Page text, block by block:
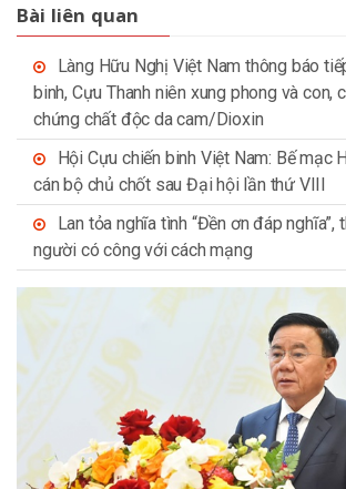
Bài liên quan
Làng Hữu Nghị Việt Nam thông báo
binh, Cựu Thanh niên xung phong và con,
chứng chất độc da cam/Dioxin
Hội Cựu chiến binh Việt Nam: Bế mạc
cán bộ chủ chốt sau Đại hội lần thứ VIII
Lan tỏa nghĩa tình “Đền ơn đáp nghĩa”,
người có công với cách mạng